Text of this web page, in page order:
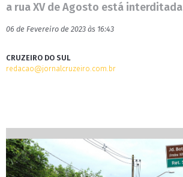
a rua XV de Agosto está interditada
06 de Fevereiro de 2023 às 16:43
CRUZEIRO DO SUL
redacao@jornalcruzeiro.com.br